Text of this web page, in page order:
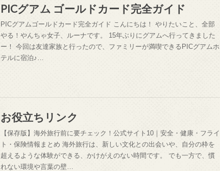
PICグアム ゴールドカード完全ガイド
PICグアムゴールドカード完全ガイド こんにちは！ やりたいこと、全部
やる！やんちゃ女子、ルーナです。 15年ぶりにグアムへ行ってきました
ー！ 今回は友達家族と行ったので、ファミリーが満喫できるPICグアムホ
テルに宿泊♪…
お役立ちリンク
【保存版】海外旅行前に要チェック！公式サイト10｜安全・健康・フライ
ト・保険情報まとめ 海外旅行は、新しい文化との出会いや、自分の枠を
超えるような体験ができる、かけがえのない時間です。 でも一方で、慣
れない環境や言葉の壁…